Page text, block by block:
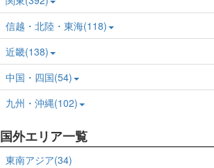
信越・北陸・東海(118)
近畿(138)
中国・四国(54)
九州・沖縄(102)
国外エリア一覧
東南アジア(34)